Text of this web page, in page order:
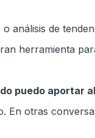
análisis de
herramienta
puedo aportar
otras